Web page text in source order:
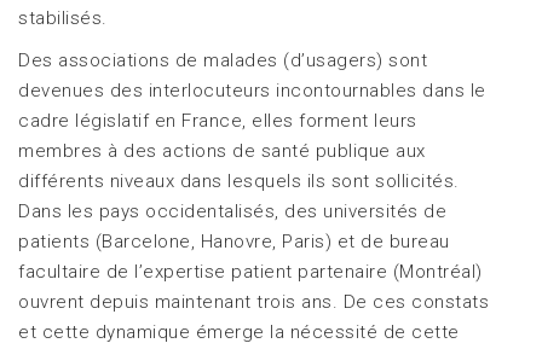
stabilisés.
Des associations de malades (d’usagers) sont
devenues des interlocuteurs incontournables dans le
cadre législatif en France, elles forment leurs
membres à des actions de santé publique aux
différents niveaux dans lesquels ils sont sollicités.
Dans les pays occidentalisés, des universités de
patients (Barcelone, Hanovre, Paris) et de bureau
facultaire de l’expertise patient partenaire (Montréal)
ouvrent depuis maintenant trois ans. De ces constats
et cette dynamique émerge la nécessité de cette